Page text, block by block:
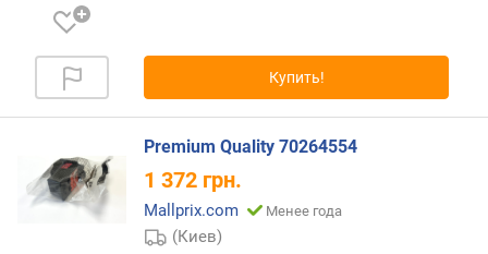
Купить!
Premium Quality 70264554
1 372 грн.
Mallprix.com Менее года
(Киев)